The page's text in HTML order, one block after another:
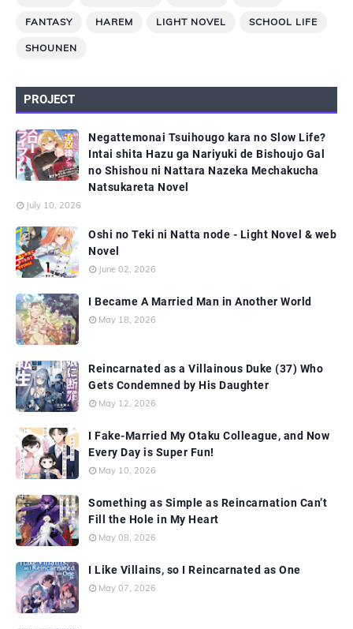
FANTASY HAREM LIGHT NOVEL SCHOOL LIFE
SHOUNEN
PROJECT
Negattemonai Tsuihougo kara no Slow Life?
Intai shita Hazu ga Nariyuki de Bishoujo Gal
no Shishou ni Nattara Nazeka Mechakucha
Natsukareta Novel
July 10, 2026
Oshi no Teki ni Natta node - Light Novel & web
Novel
June 02, 2026
I Became A Married Man in Another World
May 18, 2026
Reincarnated as a Villainous Duke (37) Who
Gets Condemned by His Daughter
May 12, 2026
I Fake-Married My Otaku Colleague, and Now
Every Day is Super Fun!
May 10, 2026
Something as Simple as Reincarnation Can’t
Fill the Hole in My Heart
May 08, 2026
I Like Villains, so I Reincarnated as One
May 07, 2026